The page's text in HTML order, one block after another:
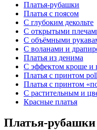
Платья-рубашки
Платья с поясом
С глубоким декольте
C открытыми
C объёмными
С воланами и
Платья из денима
С эффектом кроше и
Платья с принтом
Платья с принтом
С растительным и
Красные платья
Платья-рубашки